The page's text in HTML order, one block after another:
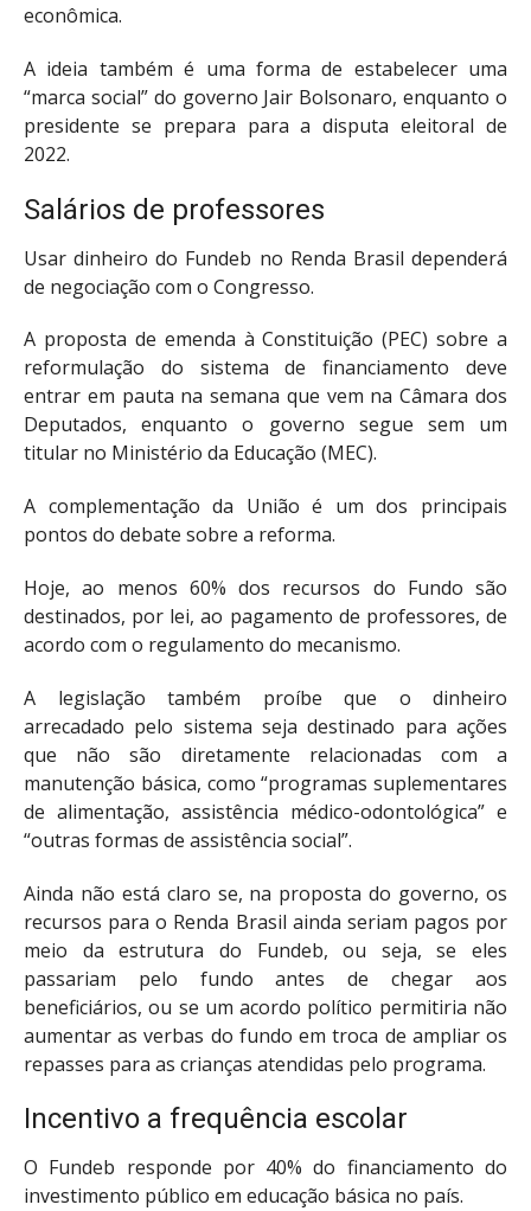
econômica.
A ideia também é uma forma de estabelecer uma
“marca social” do governo Jair Bolsonaro, enquanto o
presidente se prepara para a disputa eleitoral de
2022.
Salários de professores
Usar dinheiro do Fundeb no Renda Brasil dependerá
de negociação com o Congresso.
A proposta de emenda à Constituição (PEC) sobre a
reformulação do sistema de financiamento deve
entrar em pauta na semana que vem na Câmara dos
Deputados, enquanto o governo segue sem um
titular no Ministério da Educação (MEC).
A complementação da União é um dos principais
pontos do debate sobre a reforma.
Hoje, ao menos 60% dos recursos do Fundo são
destinados, por lei, ao pagamento de professores, de
acordo com o regulamento do mecanismo.
A legislação também proíbe que o dinheiro
arrecadado pelo sistema seja destinado para ações
que não são diretamente relacionadas com a
manutenção básica, como “programas suplementares
de alimentação, assistência médico-odontológica” e
“outras formas de assistência social”.
Ainda não está claro se, na proposta do governo, os
recursos para o Renda Brasil ainda seriam pagos por
meio da estrutura do Fundeb, ou seja, se eles
passariam pelo fundo antes de chegar aos
beneficiários, ou se um acordo político permitiria não
aumentar as verbas do fundo em troca de ampliar os
repasses para as crianças atendidas pelo programa.
Incentivo a frequência escolar
O Fundeb responde por 40% do financiamento do
investimento público em educação básica no país.